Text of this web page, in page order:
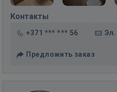
Контакты
+371 *** *** 56 Эл.
Предложить заказ